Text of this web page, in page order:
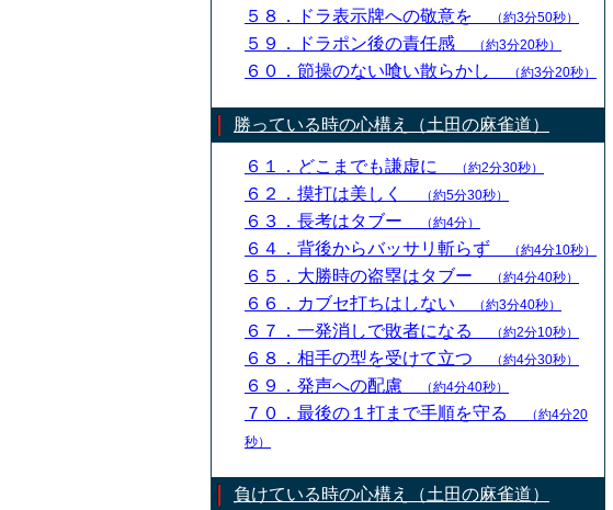
５８．ドラ表示牌への敬意を （約3分50秒）
５９．ドラポン後の責任感 （約3分20秒）
６０．節操のない喰い散らかし （約3分20秒）
勝っている時の心構え（土田の麻雀道）
６１．どこまでも謙虚に （約2分30秒）
６２．摸打は美しく （約5分30秒）
６３．長考はタブー （約4分）
６４．背後からバッサリ斬らず （約4分10秒）
６５．大勝時の盗塁はタブー （約4分40秒）
６６．カブセ打ちはしない （約3分40秒）
６７．一発消しで敗者になる （約2分10秒）
６８．相手の型を受けて立つ （約4分30秒）
６９．発声への配慮 （約4分40秒）
７０．最後の１打まで手順を守る
（約4分20
秒）
負けている時の心構え（土田の麻雀道）